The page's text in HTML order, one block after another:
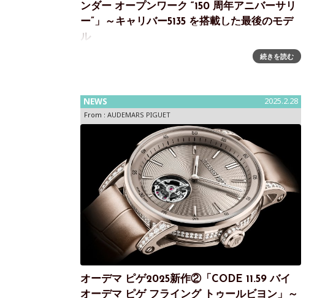
ンダー オープンワーク “150 周年アニバーサリ
ー”」～キャリバー5135 を搭載した最後のモデ
ル
「ロイヤル オーク パーペチュアルカレンダー オープン
ランドの豊かな伝統を称え
続きを読む
NEWS 2025.2.28
From : AUDEMARS PIGUET
オーデマ ピゲ2025新作②「CODE 11.59 バイ
オーデマ ピゲ フライング トゥールビヨン」～